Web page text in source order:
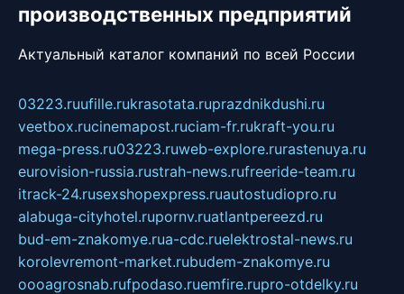
производственных предприятий
Актуальный каталог компаний по всей России
03223.ruufille.rukrasotata.ruprazdnikdushi.ru
veetbox.rucinemapost.ruciam-fr.rukraft-you.ru
mega-press.ru03223.ruweb-explore.rurastenuya.ru
eurovision-russia.rustrah-news.rufreeride-team.ru
itrack-24.rusexshopexpress.ruautostudiopro.ru
alabuga-cityhotel.rupornv.ruatlantpereezd.ru
bud-em-znakomye.rua-cdc.ruelektrostal-news.ru
korolevremont-market.rubudem-znakomye.ru
oooagrosnab.rufpodaso.ruemfire.rupro-otdelky.ru